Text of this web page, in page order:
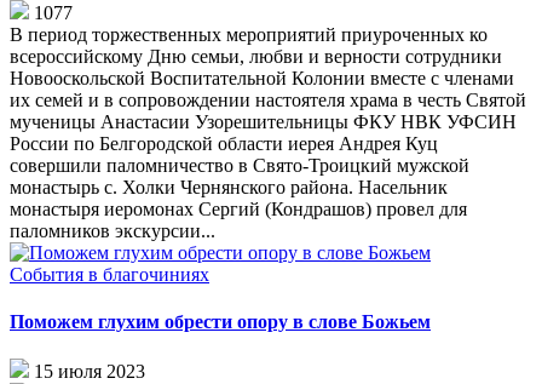
1077
В период торжественных мероприятий приуроченных ко
всероссийскому Дню семьи, любви и верности сотрудники
Новооскольской Воспитательной Колонии вместе с членами
их семей и в сопровождении настоятеля храма в честь Святой
мученицы Анастасии Узорешительницы ФКУ НВК УФСИН
России по Белгородской области иерея Андрея Куц
совершили паломничество в Свято-Троицкий мужской
монастырь с. Холки Чернянского района. Насельник
монастыря иеромонах Сергий (Кондрашов) провел для
паломников экскурсии...
События в благочиниях
Поможем глухим обрести опору в слове Божьем
15 июля 2023